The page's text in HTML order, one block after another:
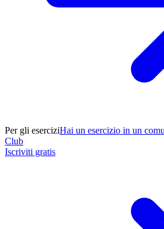
Per gli eserciziHai un esercizio in un
Club
Iscriviti gratis